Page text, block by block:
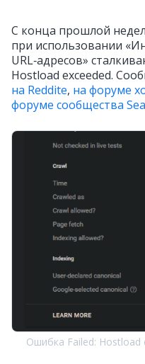
С конца прошлой
при использовании
URL‑адресов»
Hostload exceeded.
на Reddite, на форуме
форуме сообщества
Ошибка Failed: Hostload